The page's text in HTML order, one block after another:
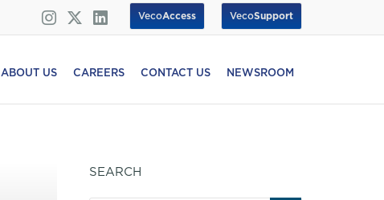
VecoSupport
VecoAccess
ABOUT US CAREERS CONTACT US NEWSROOM
SEARCH